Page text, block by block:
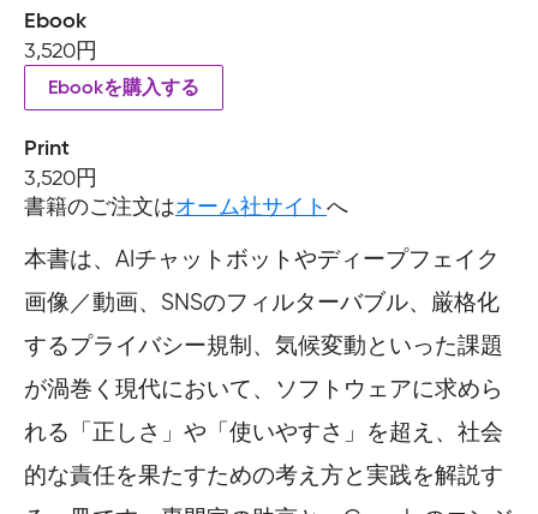
Ebook
3,520円
Ebookを購入する
Print
3,520円
書籍のご注文はオーム社サイトへ
本書は、AIチャットボットやディープフェイク
画像／動画、SNSのフィルターバブル、厳格化
するプライバシー規制、気候変動といった課題
が渦巻く現代において、ソフトウェアに求めら
れる「正しさ」や「使いやすさ」を超え、社会
的な責任を果たすための考え方と実践を解説す